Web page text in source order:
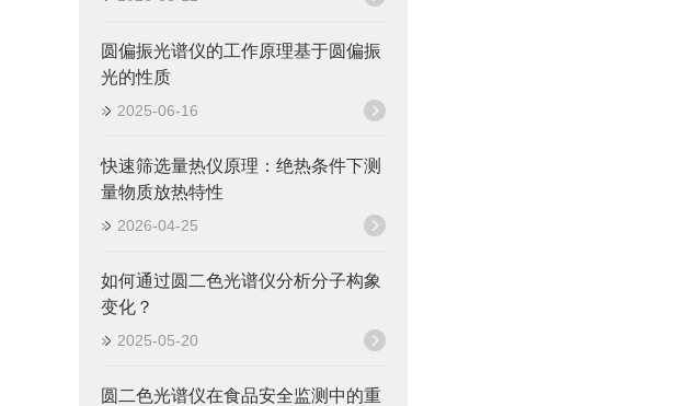
圆偏振光谱仪的工作原理基于圆偏振
光的性质
2025-06-16
快速筛选量热仪原理：绝热条件下测
量物质放热特性
2026-04-25
如何通过圆二色光谱仪分析分子构象
变化？
2025-05-20
圆二色光谱仪在食品安全监测中的重